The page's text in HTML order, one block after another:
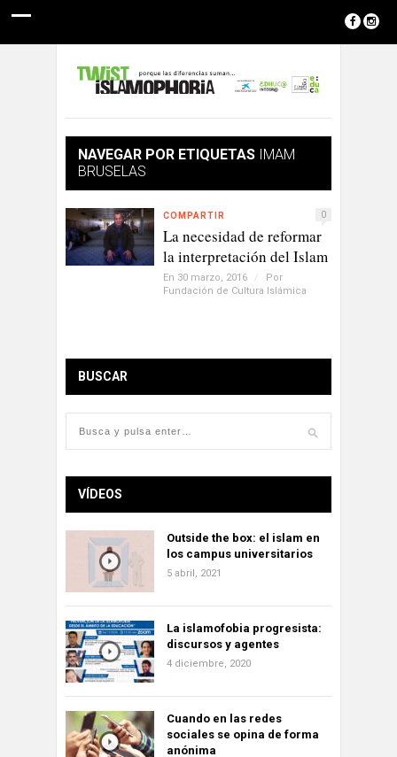
NAVEGAR POR ETIQUETAS IMAM
BRUSELAS
COMPARTIR 0
La necesidad de reformar
la interpretación del Islam
En 30 marzo, 2016 /
Por
Fundación de Cultura Islámica
BUSCAR
VÍDEOS
Outside the box: el islam en
los campus universitarios
5 abril, 2021
La islamofobia progresista:
discursos y agentes
4 diciembre, 2020
Cuando en las redes
sociales se opina de forma
anónima